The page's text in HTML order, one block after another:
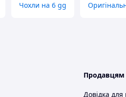
Чохли на 6 gg
Продавцям
Довідка для